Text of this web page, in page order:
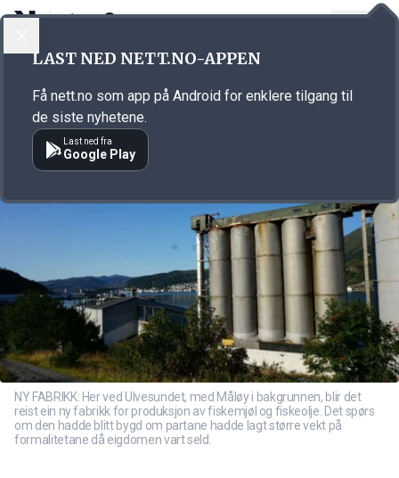
Annonsørinnhold
NY FABRIKK: Her ved Ulvesundet, med Måløy i bakgrunnen, blir det
reist ein ny fabrikk for produksjon av fiskemjøl og fiskeolje. Det spørs
om den hadde blitt bygd om partane hadde lagt større vekt på
formalitetane då eigdomen vart seld.
LAST NED NETT.NO-APPEN
Få nett.no som app på Android for enklere tilgang til
de siste nyhetene.
Last ned fra
Google Play